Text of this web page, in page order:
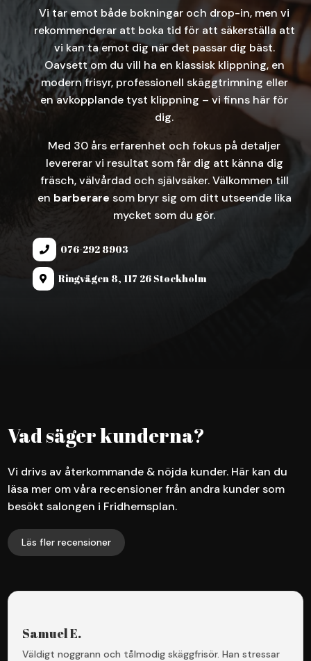
Vi tar emot både bokningar och drop-in, men vi
rekommenderar att boka tid för att säkerställa att
vi kan ta emot dig när det passar dig bäst.
Oavsett om du vill ha en klassisk klippning, en
modern frisyr, professionell skäggtrimning eller
en avkopplande tyst klippning – vi finns här för
dig.
Med 30 års erfarenhet och fokus på detaljer
levererar vi resultat som får dig att känna dig
fräsch, välvårdad och självsäker. Välkommen till
en barberare som bryr sig om ditt utseende lika
mycket som du gör.
 076-292 8903
 Ringvägen 8, 117 26 Stockholm
Vad säger kunderna?
Vi drivs av återkommande & nöjda kunder. Här kan du
läsa mer om våra recensioner från andra kunder som
besökt salongen i Fridhemsplan.
Läs fler recensioner
Samuel E.
Väldigt noggrann och tålmodig skäggfrisör. Han stressar